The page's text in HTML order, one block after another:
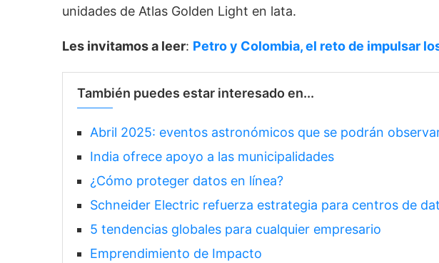
unidades de Atlas Golden Light en lata.
Les invitamos a leer: Petro y Colombia, el reto de impulsar
También puedes estar interesado en...
Abril 2025: eventos astronómicos que se podrán
India ofrece apoyo a las municipalidades
¿Cómo proteger datos en línea?
Schneider Electric refuerza estrategia para centros de
5 tendencias globales para cualquier empresario
Emprendimiento de Impacto